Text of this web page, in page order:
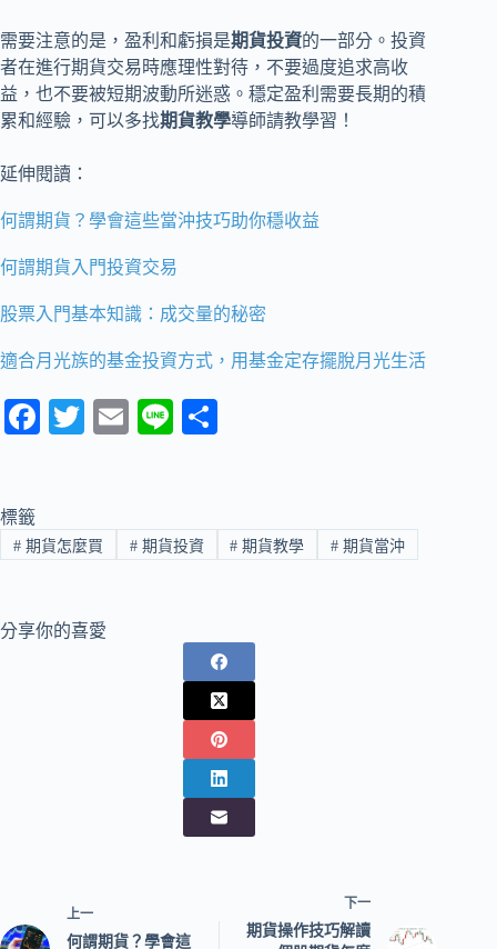
需要注意的是，盈利和虧損是期貨投資的一部分。投資
者在進行期貨交易時應理性對待，不要過度追求高收
益，也不要被短期波動所迷惑。穩定盈利需要長期的積
累和經驗，可以多找期貨教學導師請教學習！
延伸閱讀：
何謂期貨？學會這些當沖技巧助你穩收益
何謂期貨入門投資交易
股票入門基本知識：成交量的秘密
適合月光族的基金投資方式，用基金定存擺脫月光生活
Fa
ok
T
r
E
Li
標籤
#期貨怎麼買 #期貨投資 # 期貨教學 # 期貨當沖
分享你的喜愛
上一
何謂期貨？學會這
下一
期貨操作技巧解讀